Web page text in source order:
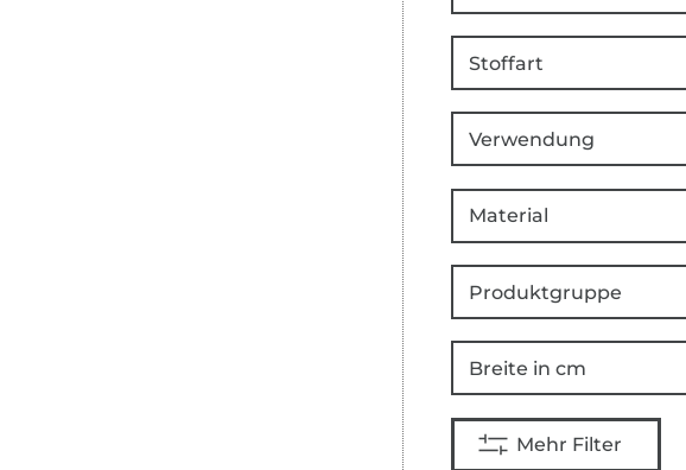
Stoffart
Verwendung
Material
Produktgruppe
Breite in cm
Mehr Filter